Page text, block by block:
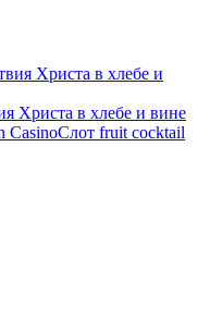
Христа в хлебе и вине
Слот fruit cocktail